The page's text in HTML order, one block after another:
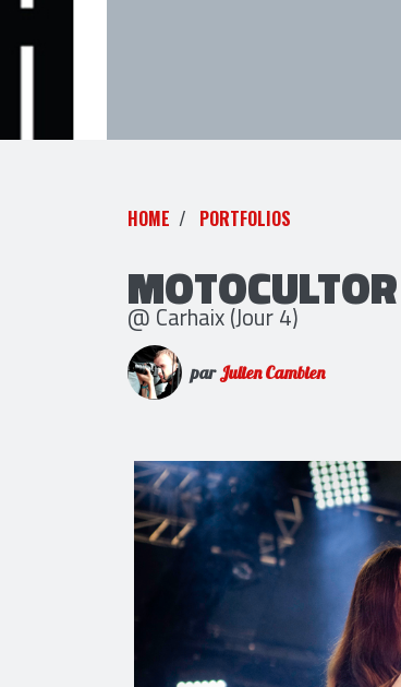
HOME PORTFOLIOS
@ Carhaix (Jour 4)
parJulien Cambien